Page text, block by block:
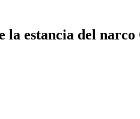
estancia del narco